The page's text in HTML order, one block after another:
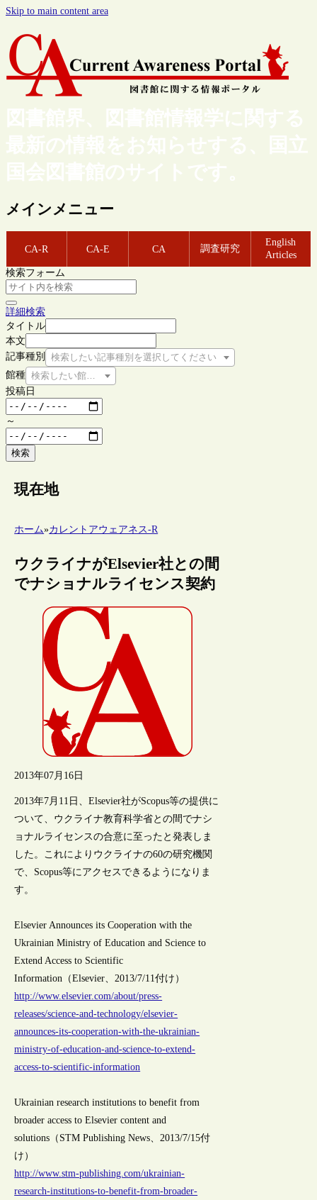
Skip to main content area
図書館界、図書館情報学に関する
最新の情報をお知らせする、国立
国会図書館のサイトです。
メインメニュー
CA-R CA-E CA 調査研究
English
Articles
検索フォーム
詳細検索
タイトル
本文
記事種別
検索したい記事種別を選択してください
館種 検索したい館種を選択してください
投稿日
～
検索
現在地
ホーム»カレントアウェアネス-R
ウクライナがElsevier社との間
でナショナルライセンス契約
2013年07月16日
2013年7月11日、Elsevier社がScopus等の提供に
ついて、ウクライナ教育科学省との間でナシ
ョナルライセンスの合意に至ったと発表しま
した。これによりウクライナの60の研究機関
で、Scopus等にアクセスできるようになりま
す。
Elsevier Announces its Cooperation with the
Ukrainian Ministry of Education and Science to
Extend Access to Scientific
Information（Elsevier、2013/7/11付け）
http://www.elsevier.com/about/press-
releases/science-and-technology/elsevier-
announces-its-cooperation-with-the-ukrainian-
ministry-of-education-and-science-to-extend-
access-to-scientific-information
Ukrainian research institutions to benefit from
broader access to Elsevier content and
solutions（STM Publishing News、2013/7/15付
け）
http://www.stm-publishing.com/ukrainian-
research-institutions-to-benefit-from-broader-